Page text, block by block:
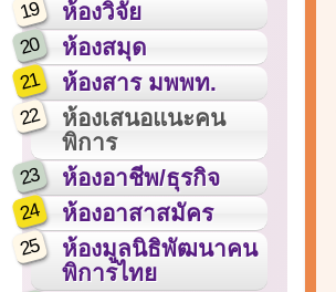
19 ห้องวิจัย
20 ห้องสมุด
21 ห้องสาร มพพท.
22
ห้องเสนอแนะคน
พิการ
23 ห้องอาชีพ/ธุรกิจ
24 ห้องอาสาสมัคร
25
ห้องมูลนิธิพัฒนาคน
พิการไทย